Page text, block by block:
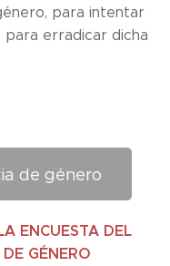
para intentar
para erradicar dicha
de género
ENCUESTA DEL
GÉNERO